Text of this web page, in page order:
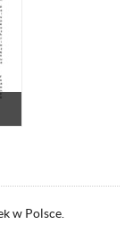
w Polsce.